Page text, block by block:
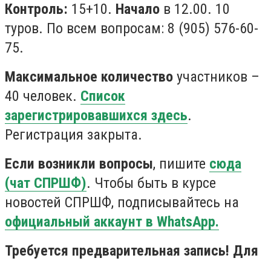
Контроль: 15+10. Начало в 12.00. 10
туров. По всем вопросам: 8 (905) 576-60-
75.
Максимальное количество участников –
40 человек. Список
зарегистрировавшихся здесь.
Регистрация закрыта.
Если возникли вопросы, пишите сюда
(чат СПРШФ). Чтобы быть в курсе
новостей СПРШФ, подписывайтесь на
официальный аккаунт в WhatsApp.
Требуется предварительная запись! Для